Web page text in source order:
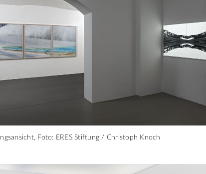
Foto: ERES Stiftung / Christoph Knoch